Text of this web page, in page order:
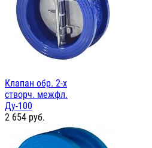
Клапан обр. 2-х
створч. межфл.
Ду-100
2 654 руб.